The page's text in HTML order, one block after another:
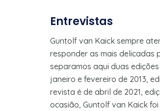
Entrevistas
Guntolf van Kaick sempre
responder as mais delicadas
separamos aqui duas
janeiro e fevereiro de 2013,
revista é de abril de 2021,
ocasião, Guntolf van Kaick